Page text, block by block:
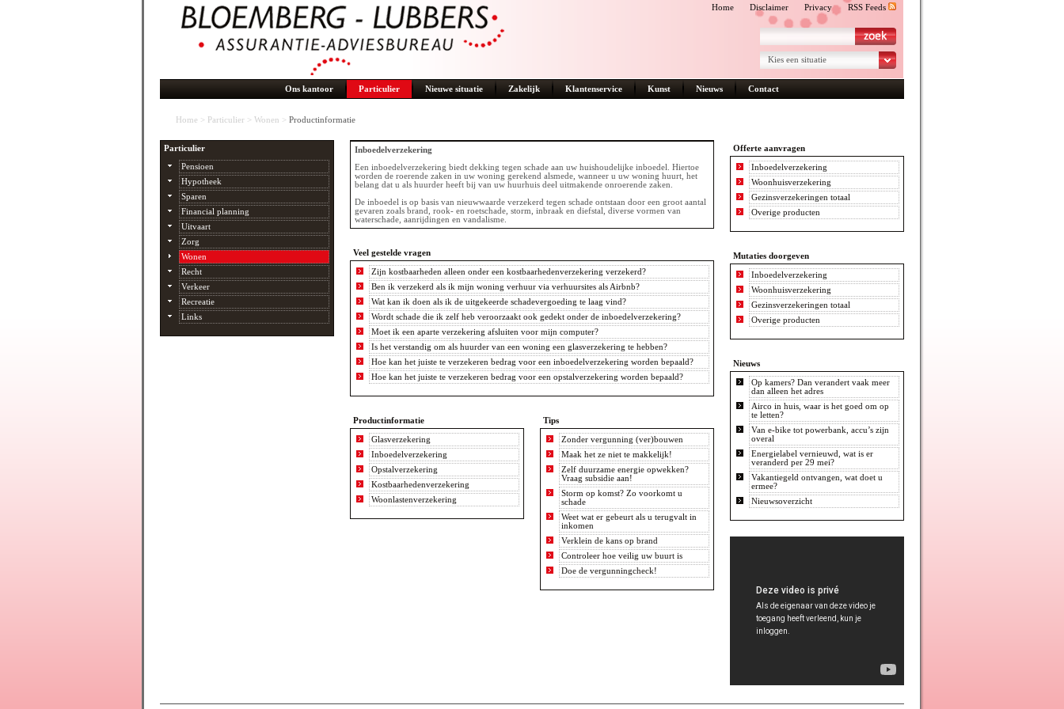
Kies een situatie
Home Disclaimer Privacy RSS Feeds
Ons kantoor Particulier Nieuwe situatie Zakelijk Klantenservice Kunst Nieuws Contact
Home > Particulier > Wonen > Productinformatie
Particulier
Pensioen
Hypotheek
Sparen
Financial planning
Uitvaart
Zorg
Wonen
Recht
Verkeer
Recreatie
Links
Inboedelverzekering
Een inboedelverzekering biedt dekking tegen schade aan uw huishoudelijke inboedel. Hiertoe
worden de roerende zaken in uw woning gerekend alsmede, wanneer u uw woning huurt, het
belang dat u als huurder heeft bij van uw huurhuis deel uitmakende onroerende zaken.
De inboedel is op basis van nieuwwaarde verzekerd tegen schade ontstaan door een groot aantal
gevaren zoals brand, rook- en roetschade, storm, inbraak en diefstal, diverse vormen van
waterschade, aanrijdingen en vandalisme.
Veel gestelde vragen
Zijn kostbaarheden alleen onder een kostbaarhedenverzekering verzekerd?
Ben ik verzekerd als ik mijn woning verhuur via verhuursites als Airbnb?
Wat kan ik doen als ik de uitgekeerde schadevergoeding te laag vind?
Wordt schade die ik zelf heb veroorzaakt ook gedekt onder de inboedelverzekering?
Moet ik een aparte verzekering afsluiten voor mijn computer?
Is het verstandig om als huurder van een woning een glasverzekering te hebben?
Hoe kan het juiste te verzekeren bedrag voor een inboedelverzekering worden bepaald?
Hoe kan het juiste te verzekeren bedrag voor een opstalverzekering worden bepaald?
Productinformatie
Glasverzekering
Inboedelverzekering
Opstalverzekering
Kostbaarhedenverzekering
Woonlastenverzekering
Tips
Zonder vergunning (ver)bouwen
Maak het ze niet te makkelijk!
Zelf duurzame energie opwekken?
Vraag subsidie aan!
Storm op komst? Zo voorkomt u
schade
Weet wat er gebeurt als u terugvalt in
inkomen
Verklein de kans op brand
Controleer hoe veilig uw buurt is
Doe de vergunningcheck!
Offerte aanvragen
Inboedelverzekering
Woonhuisverzekering
Gezinsverzekeringen totaal
Overige producten
Mutaties doorgeven
Inboedelverzekering
Woonhuisverzekering
Gezinsverzekeringen totaal
Overige producten
Nieuws
Op kamers? Dan verandert vaak meer
dan alleen het adres
Airco in huis, waar is het goed om op
te letten?
Van e-bike tot powerbank, accu’s zijn
overal
Energielabel vernieuwd, wat is er
veranderd per 29 mei?
Vakantiegeld ontvangen, wat doet u
ermee?
Nieuwsoverzicht